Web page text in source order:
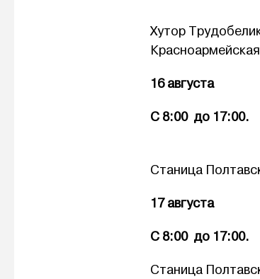
Хутор
16
С
Станица
17 августа
С
Станица